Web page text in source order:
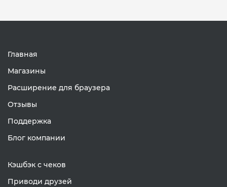
Главная
Магазины
Расширение для браузера
Отзывы
Поддержка
Блог компании
Кэшбэк с чеков
Приводи друзей